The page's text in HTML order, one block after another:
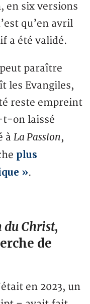
en six versions
qu’en avril
a été validé.
peut paraître
les Evangiles,
reste empreint
t-on laissé
àLa Passion,
plus
».
du Christ,
de
en 2023, un